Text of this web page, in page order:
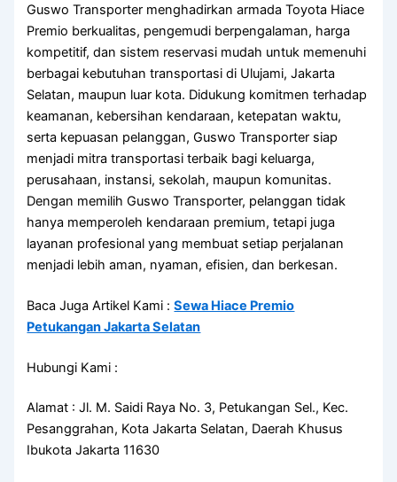
Guswo Transporter menghadirkan armada Toyota Hiace
Premio berkualitas, pengemudi berpengalaman, harga
kompetitif, dan sistem reservasi mudah untuk memenuhi
berbagai kebutuhan transportasi di Ulujami, Jakarta
Selatan, maupun luar kota. Didukung komitmen terhadap
keamanan, kebersihan kendaraan, ketepatan waktu,
serta kepuasan pelanggan, Guswo Transporter siap
menjadi mitra transportasi terbaik bagi keluarga,
perusahaan, instansi, sekolah, maupun komunitas.
Dengan memilih Guswo Transporter, pelanggan tidak
hanya memperoleh kendaraan premium, tetapi juga
layanan profesional yang membuat setiap perjalanan
menjadi lebih aman, nyaman, efisien, dan berkesan.
Baca Juga Artikel Kami :Sewa Hiace Premio
Petukangan Jakarta Selatan
Hubungi Kami :
Alamat : Jl. M. Saidi Raya No. 3, Petukangan Sel., Kec.
Pesanggrahan, Kota Jakarta Selatan, Daerah Khusus
Ibukota Jakarta 11630